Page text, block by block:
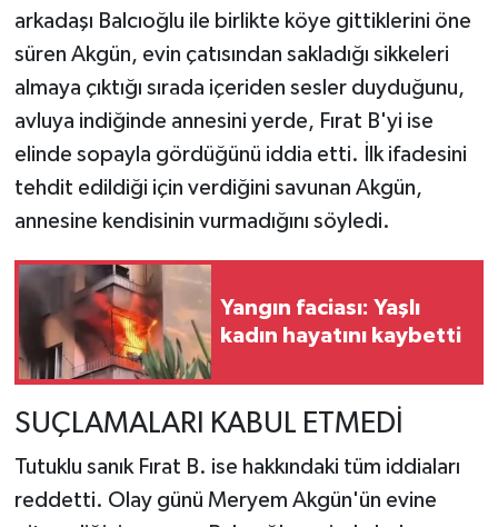
arkadaşı Balcıoğlu ile birlikte köye gittiklerini öne
süren Akgün, evin çatısından sakladığı sikkeleri
almaya çıktığı sırada içeriden sesler duyduğunu,
avluya indiğinde annesini yerde, Fırat B'yi ise
elinde sopayla gördüğünü iddia etti. İlk ifadesini
tehdit edildiği için verdiğini savunan Akgün,
annesine kendisinin vurmadığını söyledi.
Yangın faciası: Yaşlı
kadın hayatını kaybetti
SUÇLAMALARI KABUL ETMEDİ
Tutuklu sanık Fırat B. ise hakkındaki tüm iddiaları
reddetti. Olay günü Meryem Akgün'ün evine